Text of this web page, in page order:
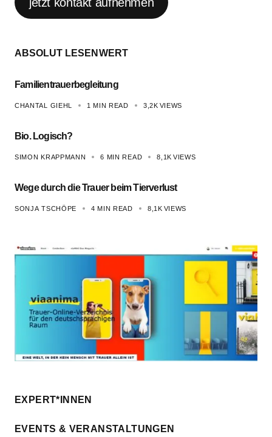
ABSOLUT LESENWERT
Familientrauerbegleitung
CHANTAL GIEHL 1 MIN READ 3,2K VIEWS
Bio. Logisch?
SIMON KRAPPMANN 6 MIN READ 8,1K VIEWS
Wege durch die Trauer beim Tierverlust
SONJA TSCHÖPE 4 MIN READ 8,1K VIEWS
EXPERT*INNEN
EVENTS & VERANSTALTUNGEN